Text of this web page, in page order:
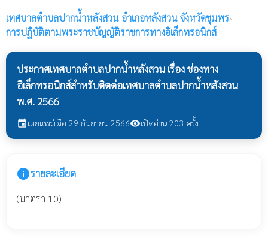
เทศบาลตำบลปากน้ำหลังสวน อำเภอหลังสวน จังหวัดชุมพร›
การปฏิบัติตามพระราชบัญญัติราชการทางอิเล็กทรอนิกส์
ประกาศเทศบาลตำบลปากน้ำหลังสวน เรื่อง ช่องทาง
อิเล็กทรอนิกส์สำหรับติตด่อเทศบาลตำบลปากน้ำหลังสวน
พ.ศ. 2566
eventเผยแพร่เมื่อ 29 กันยายน 2566visibilityเปิดอ่าน 203 ครั้ง
infoรายละเอียด
(มาตรา 10)